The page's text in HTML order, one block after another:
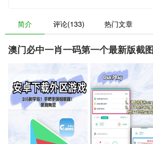
简介 评论(133) 热门文章
澳门必中一肖一码第一个最新版截图